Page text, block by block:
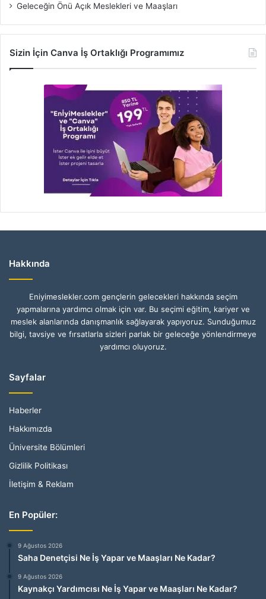
Geleceğin Önü Açık Meslekleri ve Maaşları
Sizin İçin Canva İş Ortaklığı Programımız
Hakkında
Eniyimeslekler.com gençlerin gelecekleri hakkında seçim
yapmalarına yardımcı olmak için var. Bu seçimi eğitim, kariyer ve
meslek alanlarında danışmanlık sağlayarak yapıyoruz. Sunduğumuz
bilgi, tavsiye ve fırsatlarla sizleri parlak bir geleceğe yönlendirmeye
yardımcı oluyoruz.
Sayfalar
Haberler
Hakkımızda
Üniversite Bölümleri
Gizlilik Politikası
İletişim & Reklam
En Popüler:
9 Ağustos 2026
Saha Denetçisi Ne İş Yapar ve Maaşları Ne Kadar?
9 Ağustos 2026
Kaynakçı Yardımcısı Ne İş Yapar ve Maaşları Ne Kadar?